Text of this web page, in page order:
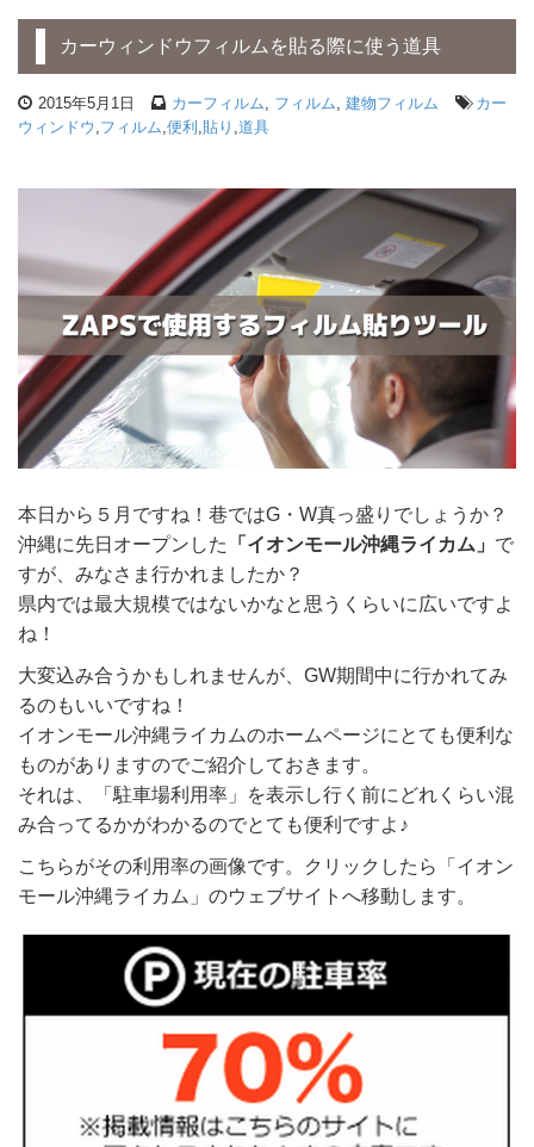
カーウィンドウフィルムを貼る際に使う道具
2015年5月1日 カーフィルム, フィルム, 建物フィルム
カー
ウィンドウ ,フィルム,便利 ,貼り ,道具
本日から５月ですね！巷ではG・W真っ盛りでしょうか？
沖縄に先日オープンした
「イオンモール沖縄ライカム」 で
すが、みなさま行かれましたか？
県内では最大規模ではないかなと思うくらいに広いですよ
ね！
大変込み合うかもしれませんが、GW期間中に行かれてみ
るのもいいですね！
イオンモール沖縄ライカムのホームページにとても便利な
ものがありますのでご紹介しておきます。
それは、「駐車場利用率」を表示し行く前にどれくらい混
み合ってるかがわかるのでとても便利ですよ♪
こちらがその利用率の画像です。クリックしたら「イオン
モール沖縄ライカム」のウェブサイトへ移動します。